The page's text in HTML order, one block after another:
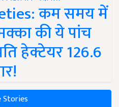
कम समय में
की ये पांच
हेक्टेयर 126.6
Stories